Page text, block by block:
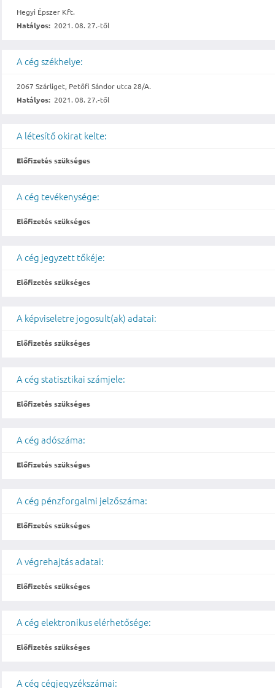
Hegyi Épszer Kft.
Hatályos: 2021. 08. 27.-től
A cég székhelye:
2067 Szárliget, Petőfi Sándor utca 28/A.
Hatályos: 2021. 08. 27.-től
A létesítő okirat kelte:
Előfizetés szükséges
A cég tevékenysége:
Előfizetés szükséges
A cég jegyzett tőkéje:
Előfizetés szükséges
A képviseletre jogosult(ak) adatai:
Előfizetés szükséges
A cég statisztikai számjele:
Előfizetés szükséges
A cég adószáma:
Előfizetés szükséges
A cég pénzforgalmi jelzőszáma:
Előfizetés szükséges
A végrehajtás adatai:
Előfizetés szükséges
A cég elektronikus elérhetősége:
Előfizetés szükséges
A cég cégjegyzékszámai: